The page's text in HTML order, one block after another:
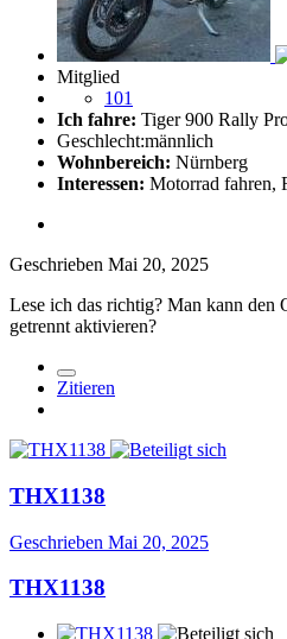
Mitglied
101
Ich fahre: Tiger 900 Rally
Geschlecht:männlich
Wohnbereich: Nürnberg
Interessen: Motorrad fahren,
Geschrieben Mai 20, 2025
Lese ich das richtig? Man kann den
getrennt aktivieren?
Zitieren
THX1138
Geschrieben Mai 20, 2025
THX1138